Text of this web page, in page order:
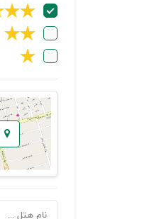
★
★
★
★
★